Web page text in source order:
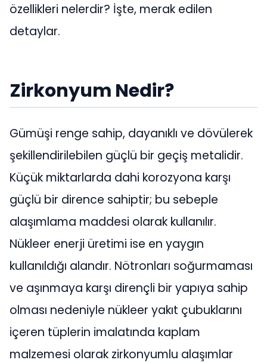
özellikleri nelerdir? İşte, merak edilen
detaylar.
Zirkonyum Nedir?
Gümüşi renge sahip, dayanıklı ve dövülerek
şekillendirilebilen güçlü bir geçiş metalidir.
Küçük miktarlarda dahi korozyona karşı
güçlü bir dirence sahiptir; bu sebeple
alaşımlama maddesi olarak kullanılır.
Nükleer enerji üretimi ise en yaygın
kullanıldığı alandır. Nötronları soğurmaması
ve aşınmaya karşı dirençli bir yapıya sahip
olması nedeniyle nükleer yakıt çubuklarını
içeren tüplerin imalatında kaplam
malzemesi olarak zirkonyumlu alaşımlar